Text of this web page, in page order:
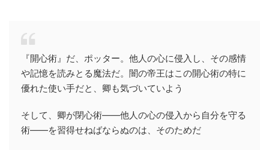
『開心術』だ、ポッター。他人の心に侵入し、その感情
や記憶を読みとる魔法だ。闇の帝王はこの開心術の特に
優れた使い手だと、卿も気づいていよう
そして、卿が閉心術――他人の心の侵入から自分を守る
術――を習得せねばならぬのは、そのためだ